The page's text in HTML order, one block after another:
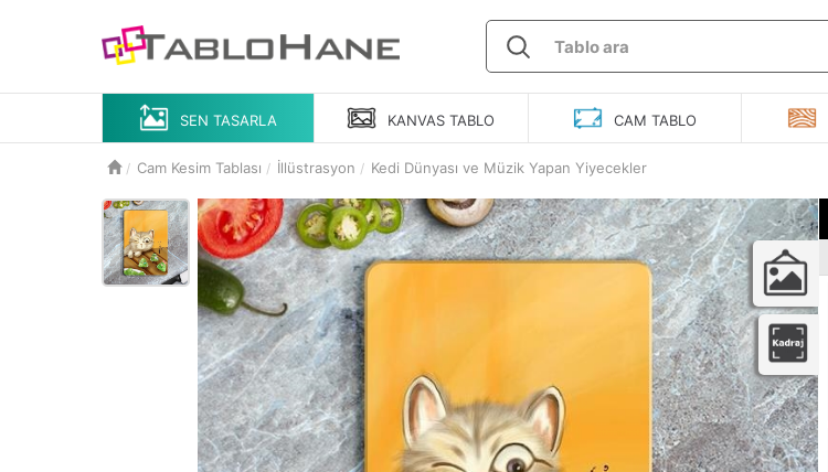
SEN TASARLA KANVAS TABLO CAM TABLO
Cam Kesim Tablası İllüstrasyon Kedi Dünyası ve Müzik Yapan Yiyecekler